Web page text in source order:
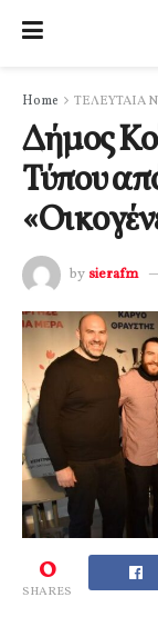
Home ΤΕΛΕΥΤΑΙΑ
Δήμος
Τύπου
by sierafm
0
SHARES